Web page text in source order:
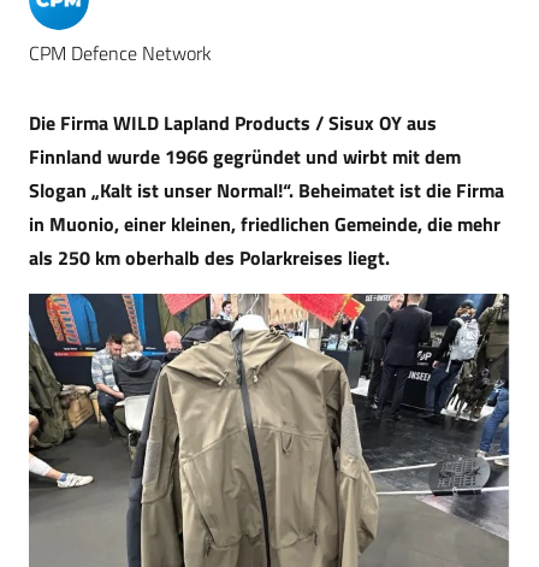
CPM Defence Network
Die Firma WILD Lapland Products / Sisux OY aus
Finnland wurde 1966 gegründet und wirbt mit dem
Slogan „Kalt ist unser Normal!“. Beheimatet ist die Firma
in Muonio, einer kleinen, friedlichen Gemeinde, die mehr
als 250 km oberhalb des Polarkreises liegt.